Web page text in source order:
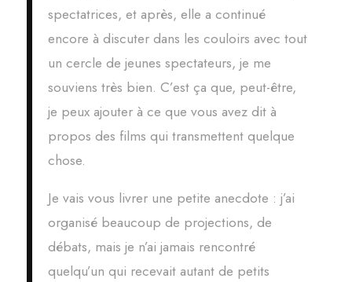
spectatrices, et après, elle a continué
encore à discuter dans les couloirs avec tout
un cercle de jeunes spectateurs, je me
souviens très bien. C’est ça que, peut-être,
je peux ajouter à ce que vous avez dit à
propos des films qui transmettent quelque
chose.
Je vais vous livrer une petite anecdote : j’ai
organisé beaucoup de projections, de
débats, mais je n’ai jamais rencontré
quelqu’un qui recevait autant de petits